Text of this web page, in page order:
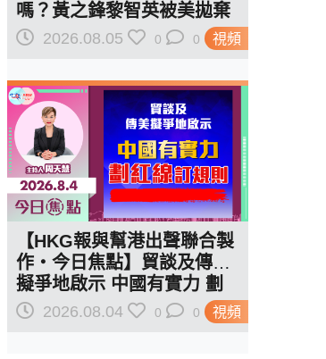
視頻
嗎？黃之鋒黎智英被美拋棄
給了一個答案…
2026.08.05 0 0
視頻
【HKG報與幫港出聲聯合製
作‧今日焦點】貿談及傳美
擬爭地啟示 中國有實力 劃
紅線訂規則
2026.08.04 0 0